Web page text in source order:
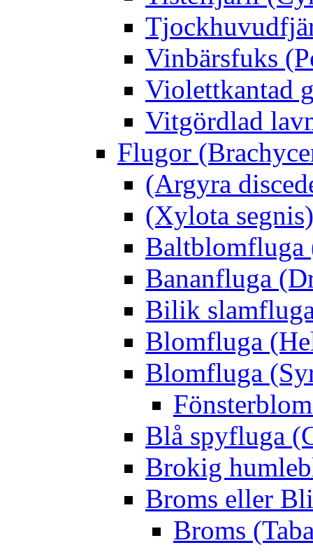
Vinbärsfuks
Violettkantad
Vitgördlad
Flugor
(Argyra
(Xylota segnis)
Baltblomfluga
Bananfluga
Bilik
Blomfluga
Blomfluga
Blå spyfluga
Brokig
Broms eller
Broms